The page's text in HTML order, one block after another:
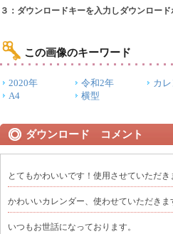
３：ダウンロードキーを入力しダウンロー
この画像のキーワード
2020年 令和2年 カ
A4
横型
ダウンロード コメント
とてもかわいいです！使用させていただき
かわいいカレンダー、使わせていただきま
いつもお世話になっております。